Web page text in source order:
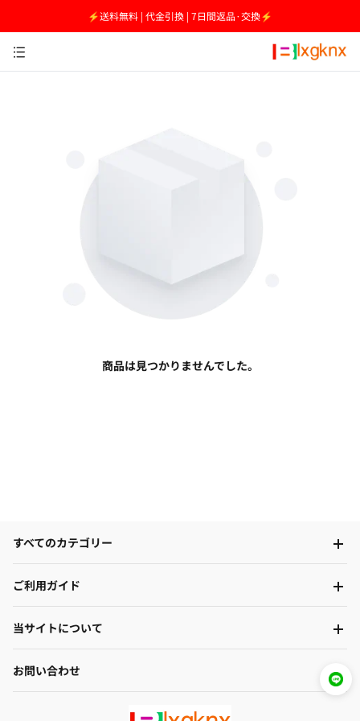
⚡送料無料 | 代金引換 | 7日間返品·交換⚡
商品は見つかりませんでした。
すべてのカテゴリー
ご利用ガイド
当サイトについて
お問い合わせ